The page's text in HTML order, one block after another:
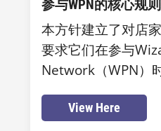
参与WPN的核心规
本方针建立了对店
要求它们在参与
Network（WPN）
View Here